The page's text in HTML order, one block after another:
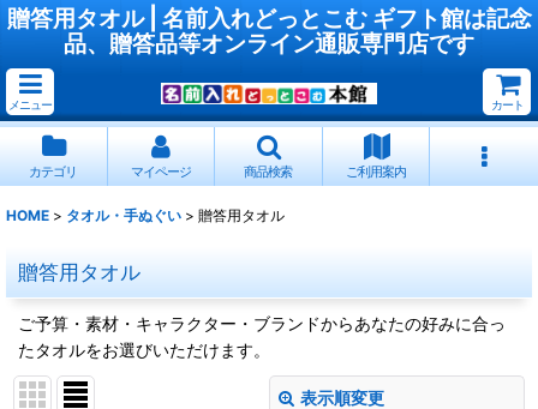
贈答用タオル | 名前入れどっとこむ ギフト館は記念
品、贈答品等オンライン通販専門店です
メニュー カート
カテゴリ マイページ 商品検索 ご利用案内
HOME > タオル・手ぬぐい > 贈答用タオル
贈答用タオル
ご予算・素材・キャラクター・ブランドからあなたの好みに合っ
たタオルをお選びいただけます。
表示順変更